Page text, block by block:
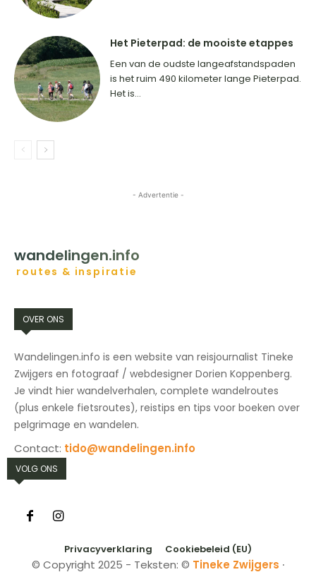
Het Pieterpad: de mooiste etappes
Een van de oudste langeafstandspaden
is het ruim 490 kilometer lange Pieterpad.
Het is...
- Advertentie -
wandelingen.info
routes & inspiratie
OVER ONS
Wandelingen.info is een website van reisjournalist Tineke
Zwijgers en fotograaf / webdesigner Dorien Koppenberg.
Je vindt hier wandelverhalen, complete wandelroutes
(plus enkele fietsroutes), reistips en tips voor boeken over
pelgrimage en wandelen.
Contact: tido@wandelingen.info
VOLG ONS
Privacyverklaring Cookiebeleid (EU)
© Copyright 2025 - Teksten: © Tineke Zwijgers ∙